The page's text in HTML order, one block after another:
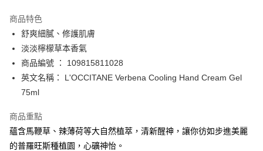
PayMe
WeChat Pay
BoC Pay
順豐自助櫃 - 確認發貨後1-3個工作天送達
每筆HK$65.00，滿HK$300.00或以上免運費
商品特色
舒爽細膩、修護肌膚
淡淡檸檬草本香氣
商品編號 ： 109815811028
英文名稱： L'OCCITANE Verbena Cooling Hand Cream Gel
75ml
商品重點
蘊含馬鞭草、辣薄荷等大自然植萃，清新醒神，讓你彷如步進美麗
的普羅旺斯種植園，心礦神怡。